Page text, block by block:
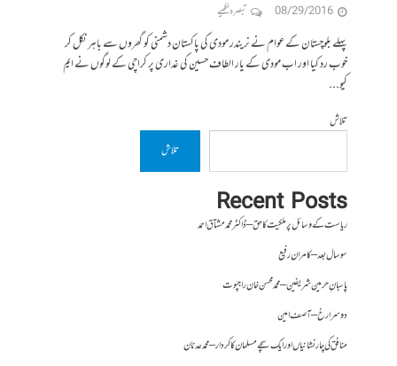
08/29/2016 تبصرہ لکھیے
پہلے بلوچستان کے عوام نے نریندر مودی کی پاکستان دشمنی کو گھروں سے باہر نکل کر
خوب رد کیا اور اب مودی کے یار الطاف حسین کی غداری پر کراچی کے لوگوں نے ایم
کیو...
تلاش
تلاش
Recent Posts
ریاست کے وسائل پر ملکیت کا حق – ڈاکٹر محمد مشتاق احمد
سو سال بعد – کامران رفیع
پاسبانِ حرمین شریفین – محمد محسن خان راجپوت
دوسرا رخ – آصف امین
منافق کی چار نشانیاں اور ایک سچے مسلمان کا کردار – محمد عدنان